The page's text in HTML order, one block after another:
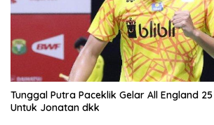
Tunggal Putra Paceklik Gelar All England
Untuk Jonatan dkk